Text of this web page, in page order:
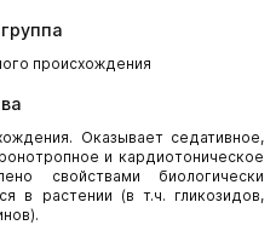
происхождения
Оказывает седативное,
и кардиотоническое
свойствами биологически
в растении (в т.ч. гликозидов,